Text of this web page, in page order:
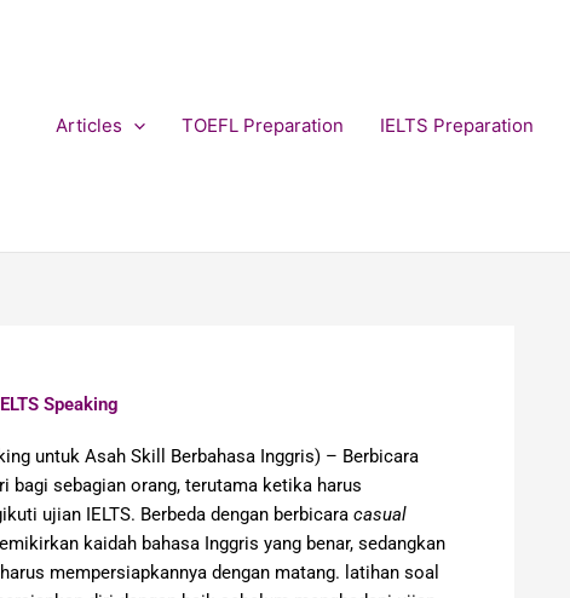
Articles TOEFL Preparation IELTS Preparation
Speaking
untuk Asah Skill Berbahasa Inggris) – Berbicara
bagi sebagian orang, terutama ketika harus
ujian IELTS. Berbeda dengan berbicara casual
kaidah bahasa Inggris yang benar, sedangkan
mempersiapkannya dengan matang. latihan soal